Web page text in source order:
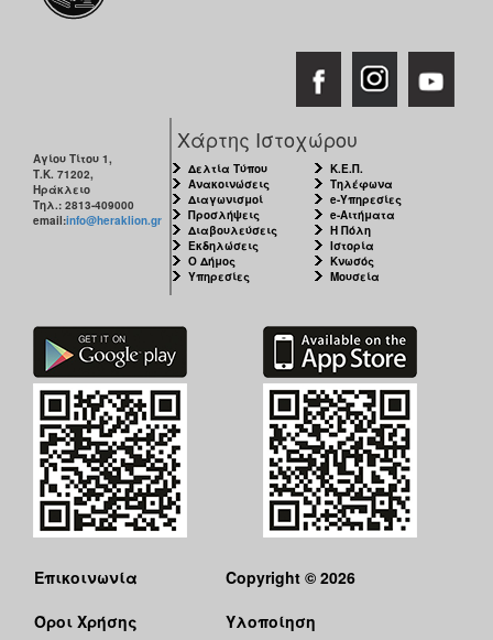
Αγίου Τίτου 1,
Τ.Κ. 71202,
Ηράκλειο
Τηλ.: 2813-409000
email:info@heraklion.gr
Χάρτης Ιστοχώρου
Δελτία Τύπου
Ανακοινώσεις
Διαγωνισμοί
Προσλήψεις
Διαβουλεύσεις
Εκδηλώσεις
Ο Δήμος
Υπηρεσίες
Κ.Ε.Π.
Τηλέφωνα
e-Υπηρεσίες
e-Αιτήματα
Η Πόλη
Ιστορία
Κνωσός
Μουσεία
Επικοινωνία
Όροι Χρήσης
Copyright © 2026
Υλοποίηση